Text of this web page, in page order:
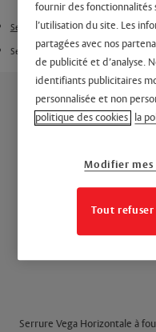
Serrure en applique
Serrure en applique Vega
Horizontale
pour grille
Serrure Vega Horizontale à
fournir des fonctionnalités
l’utilisation du site. Les
partagées avec nos
de publicité et d’analyse.
identifiants publicitaires
personnalisée et non
politique des cookies la
Modifier mes
Tout refuser